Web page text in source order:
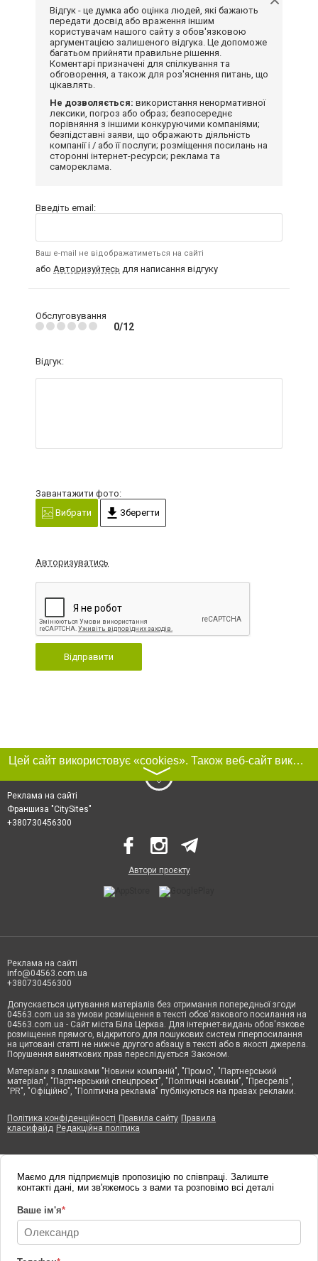
Відгук - це думка або оцінка людей, які бажають
передати досвід або враження іншим
користувачам нашого сайту з обов'язковою
аргументацією залишеного відгука. Це допоможе
багатьом прийняти правильне рішення.
Коментарі призначені для спілкування та
обговорення, а також для роз'яснення питань, що
цікавлять.
Не дозволяється: використання ненормативної
лексики, погроз або образ; безпосереднє
порівняння з іншими конкуруючими компаніями;
безпідставні заяви, що ображають діяльність
компанії і / або її послуги; розміщення посилань на
сторонні інтернет-ресурси; реклама та
самореклама.
Введіть email:
Ваш e-mail не відображатиметься на сайті
або Авторизуйтесь для написання відгуку
Обслуговування
0/12
Відгук:
Завантажити фото:
Вибрати
Зберегти
Авторизуватись
Відправити
Цей сайт використовує «cookies». Також веб-сайт використовує інтернет-сервіс для збору технічних даних стосовно відвідувачів з метою отримання маркетингової та статистичної інформації. Умови обробки даних відвідувачів сайту див.
〉
Реклама на сайті
Франшиза "CitySites"
+380730456300
Автори проєкту
Реклама на сайті
info@04563.com.ua
+380730456300
Допускається цитування матеріалів без отримання попередньої згоди
04563.com.ua за умови розміщення в тексті обов'язкового посилання на
04563.com.ua - Сайт міста Біла Церква. Для інтернет-видань обов'язкове
розміщення прямого, відкритого для пошукових систем гіперпосилання
на цитовані статті не нижче другого абзацу в тексті або в якості джерела.
Порушення виняткових прав переслідується Законом.
Матеріали з плашками "Новини компаній", "Промо", "Партнерський
матеріал", "Партнерський спецпроєкт", "Політичні новини", "Пресреліз",
"PR", "Офіційно", "Політична реклама" публікуються на правах реклами.
Політика конфіденційності Правила сайту Правила
класифайд Редакційна політика
Маємо для підприємців пропозицію по співпраці. Залиште
контакті дані, ми зв'яжемось з вами та розповімо всі деталі
Ваше ім'я*